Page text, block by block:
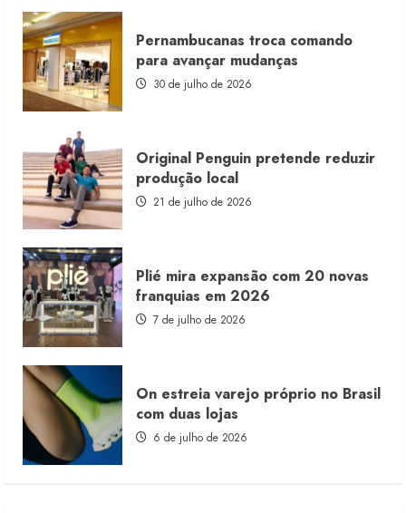
Morena
Rosa
lança
franquia
com
estoque
consignado
Pernambucanas troca comando
para avançar mudanças
30 de julho de 2026
Original Penguin pretende reduzir
produção local
21 de julho de 2026
Plié mira expansão com 20 novas
franquias em 2026
7 de julho de 2026
On estreia varejo próprio no Brasil
com duas lojas
6 de julho de 2026